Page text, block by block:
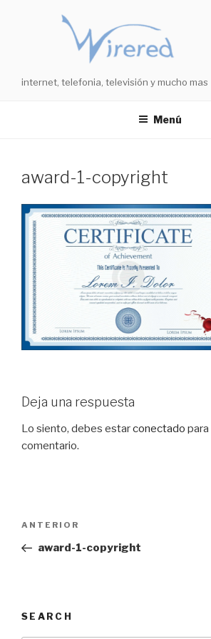
internet, telefonia, televisión y mucho mas
Menú
award-1-copyright
Deja una respuesta
Lo siento, debes estarconectado para
comentario.
entradas
Entrada
anterior:
ANTERIOR
award-1-copyright
SEARCH